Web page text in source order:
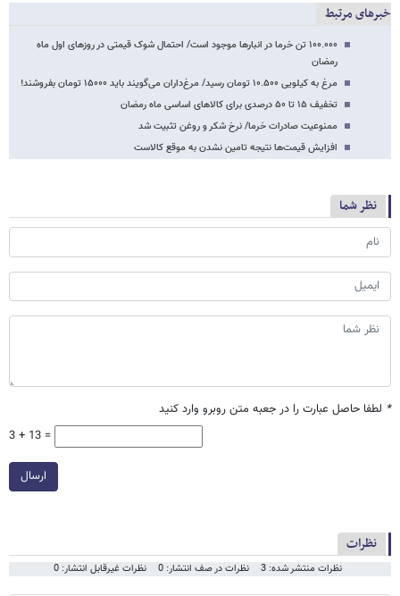
خبرهای مرتبط
۱۰۰.۰۰۰ تن خرما در انبارها موجود است/ احتمال شوک قیمتی در روزهای اول ماه
رمضان
مرغ به کیلویی ۱۰.۵۰۰ تومان رسید/ مرغ‌داران می‌گویند باید ۱۵۰۰۰ تومان بفروشند!
تخفیف ۱۵ تا ۵۰ درصدی برای کالاهای اساسی ماه رمضان
ممنوعیت صادرات خرما/ نرخ شکر و روغن تثبیت شد
افزایش قیمت‌ها نتیجه تامین نشدن به موقع کالاست
نظر شما
* لطفا حاصل عبارت را در جعبه متن روبرو وارد کنید
3 + 13 =
ارسال
نظرات
نظرات منتشر شده: 3 نظرات در صف انتشار: 0 نظرات غیرقابل انتشار: 0